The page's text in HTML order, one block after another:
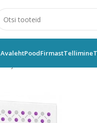
AvalehtPoodFirmastTellimine